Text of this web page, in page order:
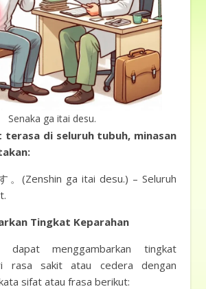
Senaka ga itai desu.
terasa di seluruh tubuh, minasan
。(Zenshin ga itai desu.) – Seluruh
Tingkat Keparahan
dapat menggambarkan tingkat
rasa sakit atau cedera dengan
sifat atau frasa berikut: